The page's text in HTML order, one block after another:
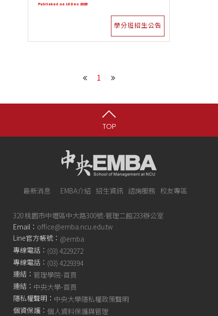
Published on 18 Dec 2025
學分班招生公告
1
TOP
最新消息 EMBA介紹 招生資訊 諮詢服務 校友專區
320 桃園市中壢區中大路300號-管理二館233辦公室
Email： office@emba.ncu.edu.tw
Line官方帳號： @emba
專線電話： (03) 4229272
專線電話： (03) 4229394
連結： 管理學院-首頁
連結： 中央大學-首頁
隱私權聲明： 中央大學隱私權政策聲明
個資保護： 個人資料保護與管理